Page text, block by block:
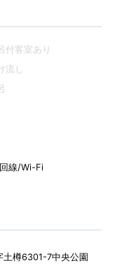
付客室あり
流し
呂
線/Wi-Fi
土樽6301-7中央公園